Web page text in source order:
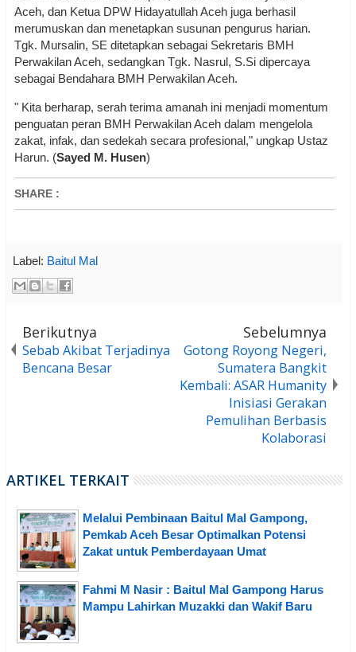
Aceh, dan Ketua DPW Hidayatullah Aceh juga berhasil
merumuskan dan menetapkan susunan pengurus harian.
Tgk. Mursalin, SE ditetapkan sebagai Sekretaris BMH
Perwakilan Aceh, sedangkan Tgk. Nasrul, S.Si dipercaya
sebagai Bendahara BMH Perwakilan Aceh.
" Kita berharap, serah terima amanah ini menjadi momentum
penguatan peran BMH Perwakilan Aceh dalam mengelola
zakat, infak, dan sedekah secara profesional," ungkap Ustaz
Harun. (Sayed M. Husen)
SHARE :
Label: Baitul Mal
Berikutnya
Sebab Akibat Terjadinya
Bencana Besar
Sebelumnya
Gotong Royong Negeri,
Sumatera Bangkit
Kembali: ASAR Humanity
Inisiasi Gerakan
Pemulihan Berbasis
Kolaborasi
ARTIKEL TERKAIT
Melalui Pembinaan Baitul Mal Gampong,
Pemkab Aceh Besar Optimalkan Potensi
Zakat untuk Pemberdayaan Umat
Fahmi M Nasir : Baitul Mal Gampong Harus
Mampu Lahirkan Muzakki dan Wakif Baru